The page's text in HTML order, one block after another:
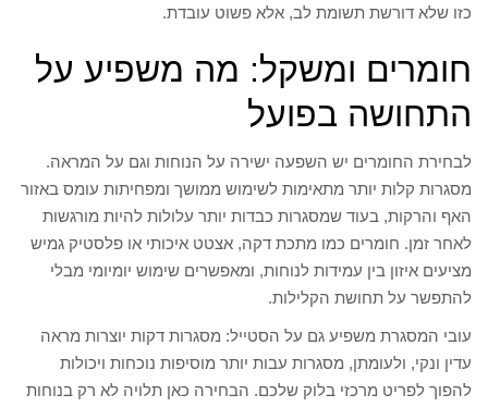
כזו שלא דורשת תשומת לב, אלא פשוט עובדת.
חומרים ומשקל: מה משפיע על
התחושה בפועל
לבחירת החומרים יש השפעה ישירה על הנוחות וגם על המראה.
מסגרות קלות יותר מתאימות לשימוש ממושך ומפחיתות עומס באזור
האף והרקות, בעוד שמסגרות כבדות יותר עלולות להיות מורגשות
לאחר זמן. חומרים כמו מתכת דקה, אצטט איכותי או פלסטיק גמיש
מציעים איזון בין עמידות לנוחות, ומאפשרים שימוש יומיומי מבלי
להתפשר על תחושת הקלילות.
עובי המסגרת משפיע גם על הסטייל: מסגרות דקות יוצרות מראה
עדין ונקי, ולעומתן, מסגרות עבות יותר מוסיפות נוכחות ויכולות
להפוך לפריט מרכזי בלוק שלכם. הבחירה כאן תלויה לא רק בנוחות